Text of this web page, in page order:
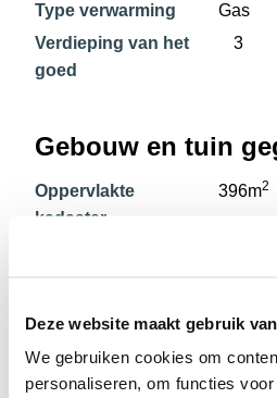
Deze website maakt gebruik
We gebruiken cookies om
personaliseren, om functies
Type verwarming
Gas
Verdieping van het
goed
3
Gebouw en tuin
Oppervlakte
kadaster
396m2